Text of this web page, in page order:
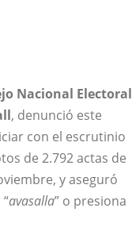
Nacional Electoral
, denunció este
con el escrutinio
de 2.792 actas de
y aseguró
avasalla” o presiona